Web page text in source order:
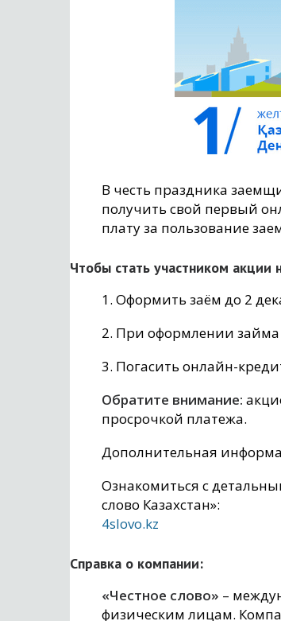
В честь праздника
получить свой первый
плату за пользование
Чтобы стать участником акции
1. Оформить заём до 2
2. При оформлении
3. Погасить онлайн-
Обратите внимание:
просрочкой платежа.
Дополнительная
Ознакомиться с
слово Казахстан»:
4slovo.kz
Справка о компании:
«Честное слово» –
физическим лицам.